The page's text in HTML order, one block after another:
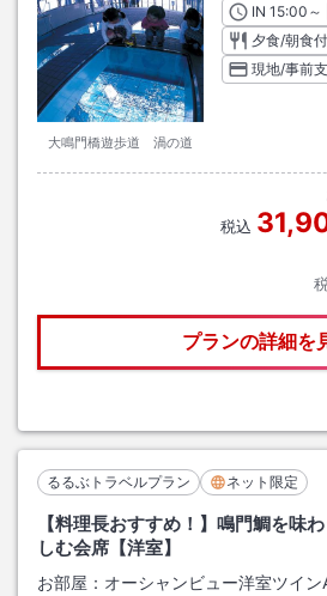
大鳴門橋遊歩道 渦の道
INチェッ
15:00 ～
夕食/朝食
現地/事前
税込
プランの詳細を
るるぶトラベルプラン ネット限定
【料理長おすすめ！】鳴門鯛を味
しむ会席【洋室】
お部屋： オーシャンビュー洋室ツイ